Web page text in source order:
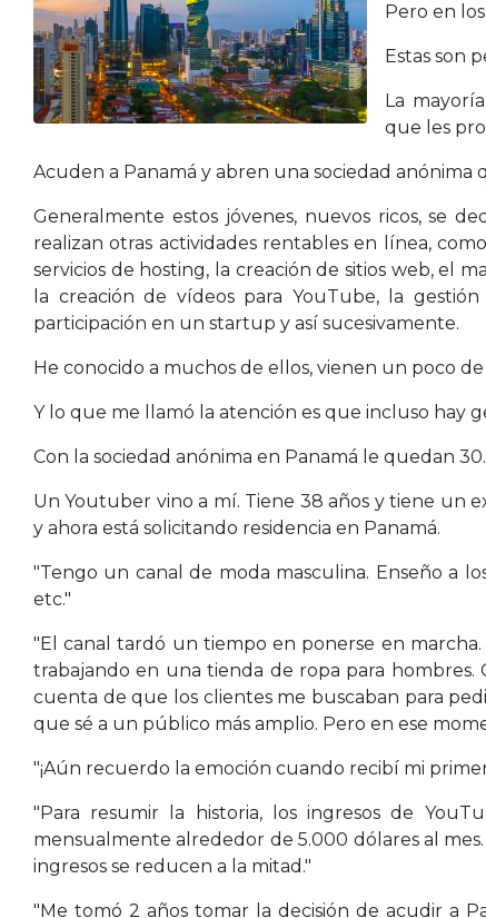
Pero en
Estas son
La
que les
Acuden a Panamá y abren una sociedad anónima
Generalmente estos jóvenes, nuevos ricos, se
realizan otras actividades rentables en línea,
servicios de hosting, la creación de sitios web, el
la creación de vídeos para YouTube, la
participación en un startup y así sucesivamente.
He conocido a muchos de ellos, vienen un poco
Y lo que me llamó la atención es que incluso hay
Con la sociedad anónima en Panamá le quedan
Un Youtuber vino a mí. Tiene 38 años y tiene un
y ahora está solicitando residencia en Panamá.
"Tengo un canal de moda masculina. Enseño a
etc."
"El canal tardó un tiempo en ponerse en
trabajando en una tienda de ropa para
cuenta de que los clientes me buscaban para
que sé a un público más amplio. Pero en ese
"¡Aún recuerdo la emoción cuando recibí mi
"Para resumir la historia, los ingresos de
mensualmente alrededor de 5.000 dólares al
ingresos se reducen a la mitad."
"Me tomó 2 años tomar la decisión de acudir a